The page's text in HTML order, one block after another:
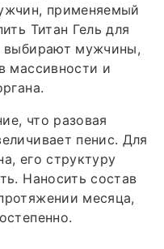
применяемый
Титан Гель для
выбирают мужчины,
массивности и
что разовая
пенис. Для
его структуру
Наносить состав
месяца,